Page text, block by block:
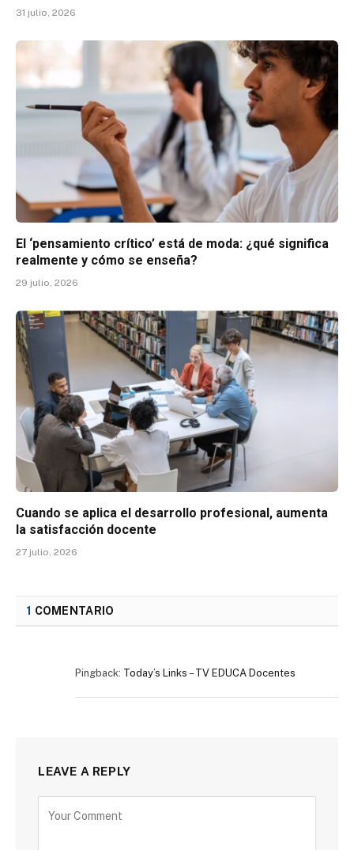
31 julio, 2026
El ‘pensamiento crítico’ está de moda: ¿qué significa
realmente y cómo se enseña?
29 julio, 2026
Cuando se aplica el desarrollo profesional, aumenta
la satisfacción docente
27 julio, 2026
1 COMENTARIO
Pingback: Today’s Links – TV EDUCA Docentes
LEAVE A REPLY